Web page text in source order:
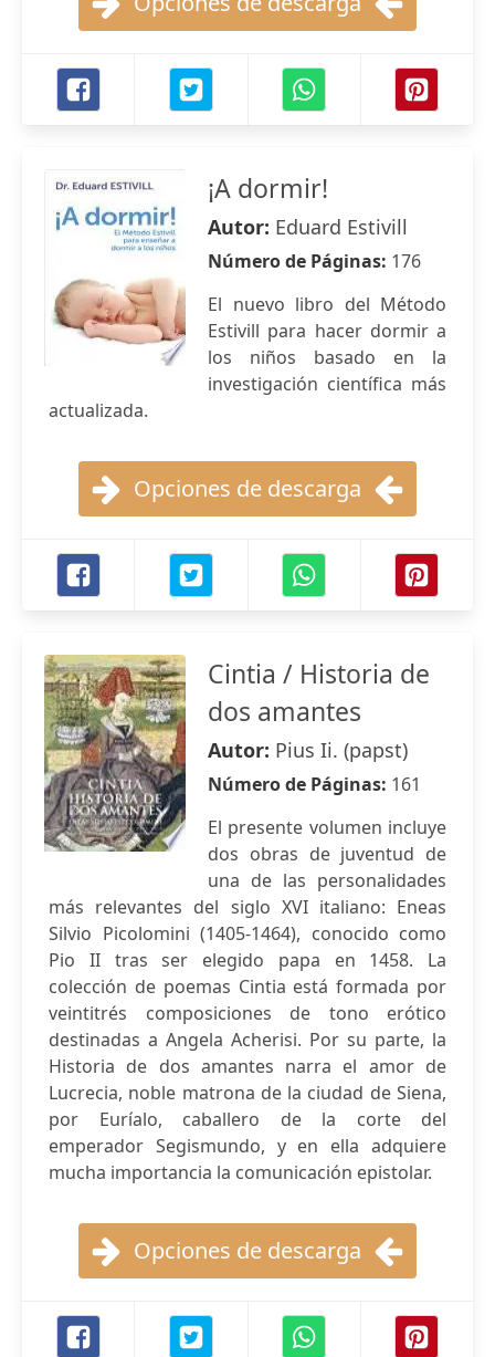
¡A dormir!
Autor: Eduard Estivill
Número de Páginas: 176
El nuevo libro del Método
Estivill para hacer dormir a
los niños basado en la
investigación científica más
actualizada.
Opciones de descarga
Cintia / Historia de
dos amantes
Autor: Pius Ii. (papst)
Número de Páginas: 161
El presente volumen incluye
dos obras de juventud de
una de las personalidades
más relevantes del siglo XVI italiano: Eneas
Silvio Picolomini (1405-1464), conocido como
Pio II tras ser elegido papa en 1458. La
colección de poemas Cintia está formada por
veintitrés composiciones de tono erótico
destinadas a Angela Acherisi. Por su parte, la
Historia de dos amantes narra el amor de
Lucrecia, noble matrona de la ciudad de Siena,
por Euríalo, caballero de la corte del
emperador Segismundo, y en ella adquiere
mucha importancia la comunicación epistolar.
Opciones de descarga